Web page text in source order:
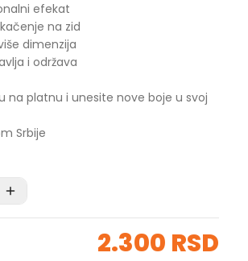
efekat
na zid
dimenzija
i održava
na platnu i unesite nove boje u svoj
Srbije
2.300 RSD